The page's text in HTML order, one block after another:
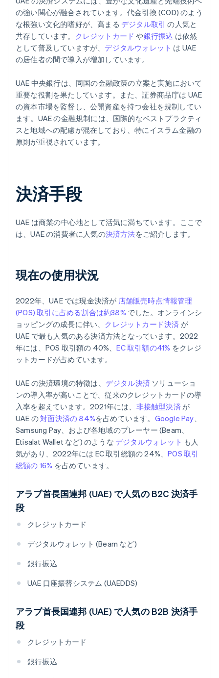
の強い関心が融合されています。代金引換 (COD) のよう
な根強い文化的嗜好が、高まる デジタル取引 の人気と
共存しています。
クレジットカード や銀行振込 は依然
として普及していますが、 デジタルウォレット は UAE
の居住者の間で導入が増加しています。
UAE 中央銀行は、同国の金融政策の立案と実施において
重要な役割を果たしています。また、証券商品庁は UAE
の資本市場を監督し、公開資産を持つ会社を規制してい
ます。UAE の金融規制には、国際的なベストプラクティ
スと地域への配慮が混在しており、特にイスラム金融の
原則が重視されています。
決済手段
UAE は商業の中心地として活気に満ちています。ここで
は、UAE の消費者に人気の決済方法をご紹介します。
現在の使用状況
2022年、UAE では現金決済が 店舗販売時点情報管理
(POS) 取引に占める割合は約38% でした。オンラインシ
ョッピングの成長に伴い、 クレジットカード決済 が
UAE で最も人気のある決済方法となっています。2022
年には、POS 取引額の 40%、EC 取引額の41% をクレジ
ットカードが占めています。
UAE の決済環境の特徴は、 デジタル決済 ソリューショ
ンの導入率が高いことで、従来のクレジットカードの導
入率を超えています。2021年には、 非接触型決済 が
UAE の対面決済の 84%を占めています。 Google Pay、
Samsung Pay、および各地域のプレーヤー (Beam、
Etisalat Wallet など) のような デジタルウォレット も人
気があり、2022年には EC 取引総額の 24%、POS 取引
総額の 16% を占めています。
アラブ首長国連邦 (UAE) で人気の B2C 決済手
段
クレジットカード
デジタルウォレット (Beam など)
銀行振込
UAE 口座振替システム (UAEDDS)
アラブ首長国連邦 (UAE) で人気の B2B 決済手
段
クレジットカード
銀行振込